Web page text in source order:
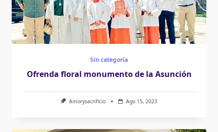
Sin categoría
Ofrenda floral monumento de la Asunción
Amorysacrificio Ago 15, 2023